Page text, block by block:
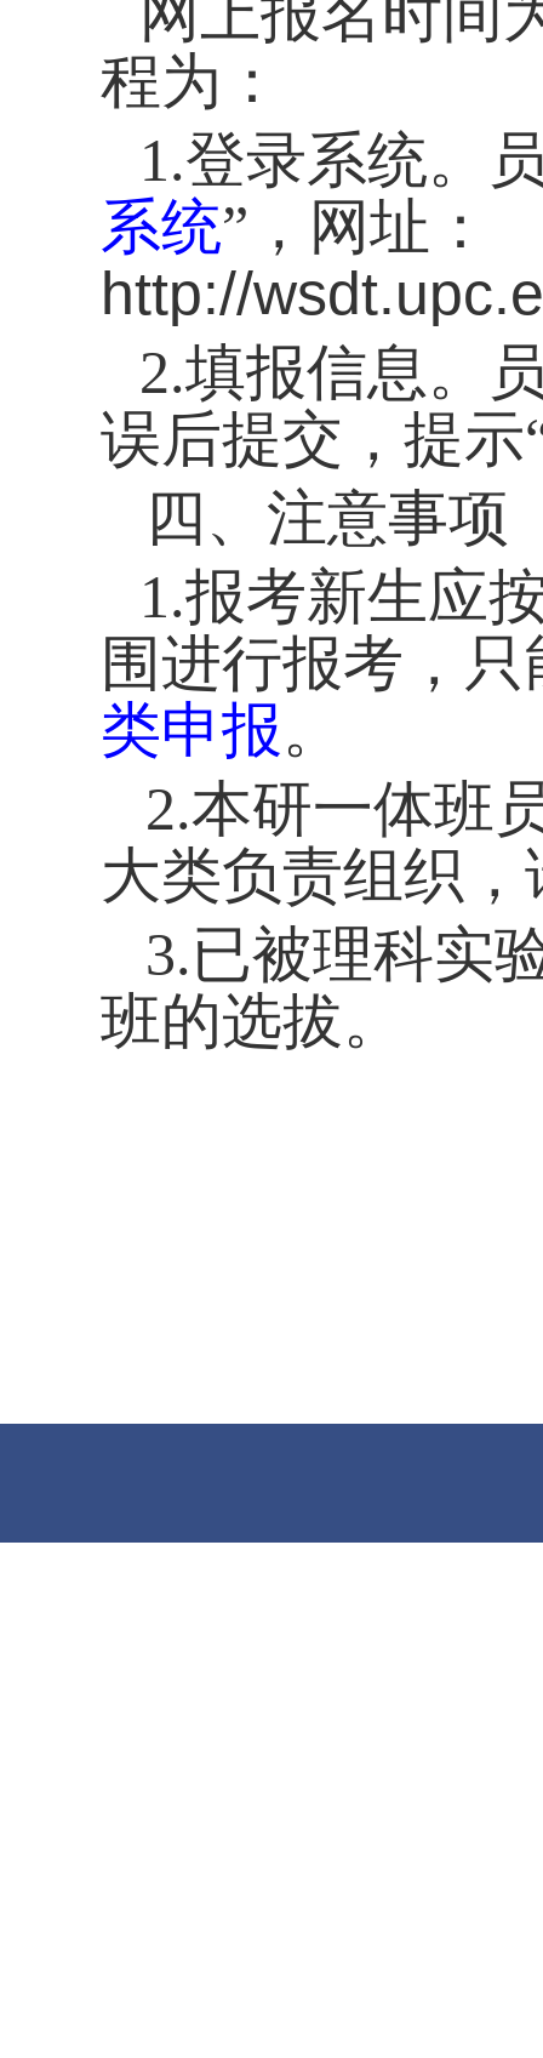
网上报名时间
程为：
1.登录系统。
系统”，网址：
http://
2.填报信息。
误后提交，提示
四、注意事项
1.报考新生应
围进行报考，
类申报。
2.本研一体班
大类负责组织
3.已被理科实
班的选拔。